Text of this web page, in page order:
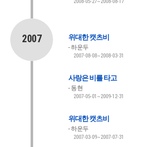
2007 위대한 캣츠비
하운두
2007-08-08~2008-03-31
사랑은 비를 타고
동현
2007-05-01~2009-12-31
위대한 캣츠비
하운두
2007-03-09~2007-07-31